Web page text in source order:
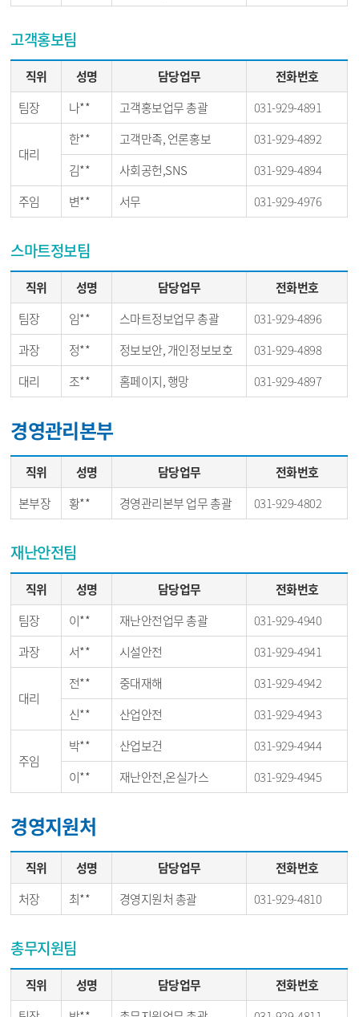
고객홍보팀
직위 성명 담당업무
전화번호
팀장
나** 고객홍보업무 총괄 031-929-4891
대리
한** 고객만족, 언론홍보
031-929-4892
김**
사회공헌,SNS
031-929-4894
주임
변** 서무 031-929-4976
스마트정보팀
직위 성명 담당업무
전화번호
팀장
임** 스마트정보업무 총괄
031-929-4896
과장
정** 정보보안, 개인정보보호
031-929-4898
대리
조** 홈페이지, 행망 031-929-4897
경영관리본부
직위 성명 담당업무
전화번호
본부장
황** 경영관리본부 업무 총괄 031-929-4802
재난안전팀
직위 성명 담당업무
전화번호
팀장
이** 재난안전업무 총괄
031-929-4940
과장
서** 시설안전 031-929-4941
대리
전** 중대재해
031-929-4942
신**
산업안전 031-929-4943
주임
박** 산업보건
031-929-4944
이**
재난안전,온실가스 031-929-4945
경영지원처
직위 성명 담당업무
전화번호
처장
최** 경영지원처 총괄 031-929-4810
총무지원팀
직위 성명 담당업무
전화번호